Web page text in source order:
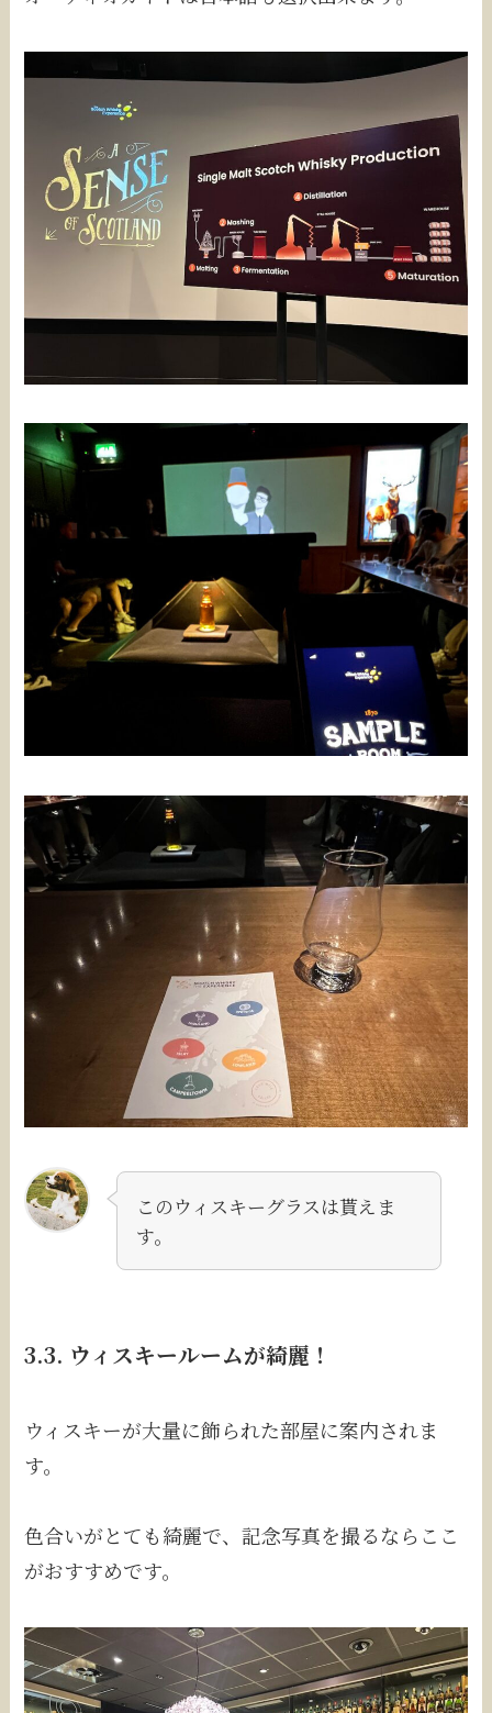
このウィスキーグラスは貰えま
す。
3.3. ウィスキールームが綺麗！
ウィスキーが大量に飾られた部屋に案内されま
す。
色合いがとても綺麗で、記念写真を撮るならここ
がおすすめです。